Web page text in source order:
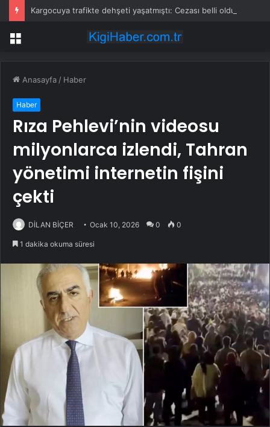
Kargocuya trafikte dehşeti yaşatmıştı: Cezası belli oldu
Menü
Anasayfa / Haber
Haber
Rıza Pehlevi’nin videosu
milyonlarca izlendi, Tahran
yönetimi internetin fişini
çekti
DİLAN BİÇER Ocak 10, 2026 0 0
1 dakika okuma süresi